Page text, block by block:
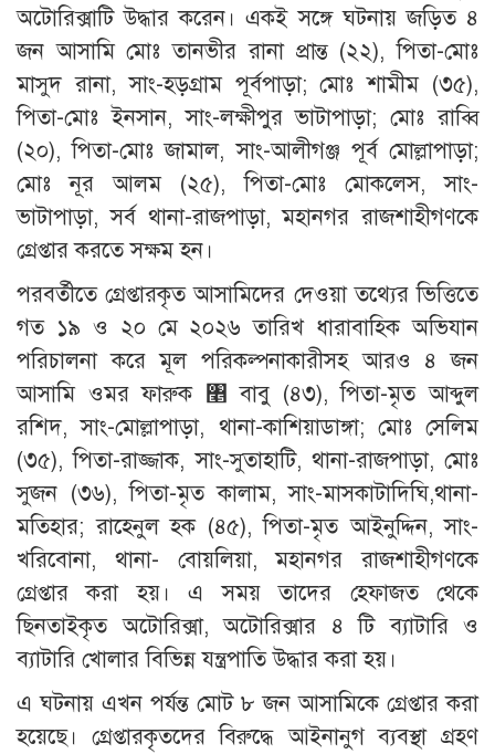
অটোরিক্সাটি উদ্ধার করেন। একই সঙ্গে ঘটনায় জড়িত ৪
জন আসামি মোঃ তানভীর রানা প্রান্ত (২২), পিতা-মোঃ
মাসুদ রানা, সাং-হড়গ্রাম পূর্বপাড়া; মোঃ শামীম (৩৫),
পিতা-মোঃ ইনসান, সাং-লক্ষীপুর ভাটাপাড়া; মোঃ রাব্বি
(২০), পিতা-মোঃ জামাল, সাং-আলীগঞ্জ পূর্ব মোল্লাপাড়া;
মোঃ নূর আলম (২৫), পিতা-মোঃ মোকলেস, সাং-
ভাটাপাড়া, সর্ব থানা-রাজপাড়া, মহানগর রাজশাহীগণকে
গ্রেপ্তার করতে সক্ষম হন।
পরবর্তীতে গ্রেপ্তারকৃত আসামিদের দেওয়া তথ্যের ভিত্তিতে
গত ১৯ ও ২০ মে ২০২৬ তারিখ ধারাবাহিক অভিযান
পরিচালনা করে মূল পরিকল্পনাকারীসহ আরও ৪ জন
আসামি ওমর ফারুক ৥ বাবু (৪৩), পিতা-মৃত আব্দুল
রশিদ, সাং-মোল্লাপাড়া, থানা-কাশিয়াডাঙ্গা; মোঃ সেলিম
(৩৫), পিতা-রাজ্জাক, সাং-সুতাহাটি, থানা-রাজপাড়া, মোঃ
সুজন (৩৬), পিতা-মৃত কালাম, সাং-মাসকাটাদিঘি,থানা-
মতিহার; রাহেনুল হক (৪৫), পিতা-মৃত আইনুদ্দিন, সাং-
খরিবোনা, থানা- বোয়লিয়া, মহানগর রাজশাহীগণকে
গ্রেপ্তার করা হয়। এ সময় তাদের হেফাজত থেকে
ছিনতাইকৃত অটোরিক্সা, অটোরিক্সার ৪ টি ব্যাটারি ও
ব্যাটারি খোলার বিভিন্ন যন্ত্রপাতি উদ্ধার করা হয়।
এ ঘটনায় এখন পর্যন্ত মোট ৮ জন আসামিকে গ্রেপ্তার করা
হয়েছে। গ্রেপ্তারকৃতদের বিরুদ্ধে আইনানুগ ব্যবস্থা গ্রহণ